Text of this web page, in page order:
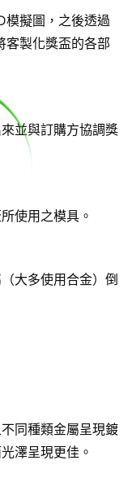
模擬圖，之後透過
客製化獎盃的各部
並與訂購方協調獎
使用之模具。
大多使用合金）倒
同種類金屬呈現鍍
澤呈現更佳。